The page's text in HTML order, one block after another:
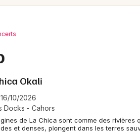
Okali
10/2026
Docks - Cahors
de La Chica sont comme des
et denses, plongent dans les terres